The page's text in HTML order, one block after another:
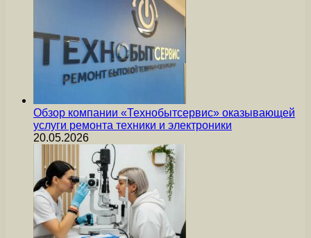
Обзор компании «Технобытсервис» оказывающей
услуги ремонта техники и электроники
20.05.2026